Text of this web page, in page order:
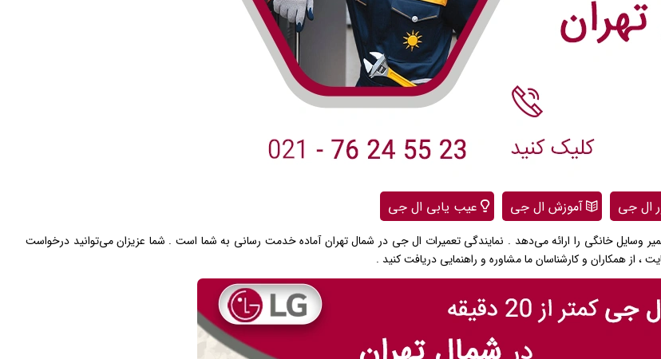
ال جی آموزش ال جی
عیب یابی ال جی
وسایل خانگی را ارائه می‌دهد . نمایندگی تعمیرات ال جی در شمال تهران آماده خدمت رسانی به شما است . شما عزیزان می‌توانید درخواست
از همکاران و کارشناسان ما مشاوره و راهنمایی دریافت کنید .